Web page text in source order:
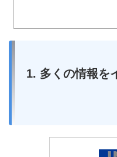
1. 多くの情報を